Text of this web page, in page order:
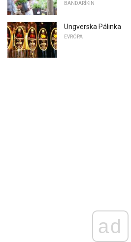
BANDARÍKIN
Ungverska Pálinka
EVRÓPA
ad